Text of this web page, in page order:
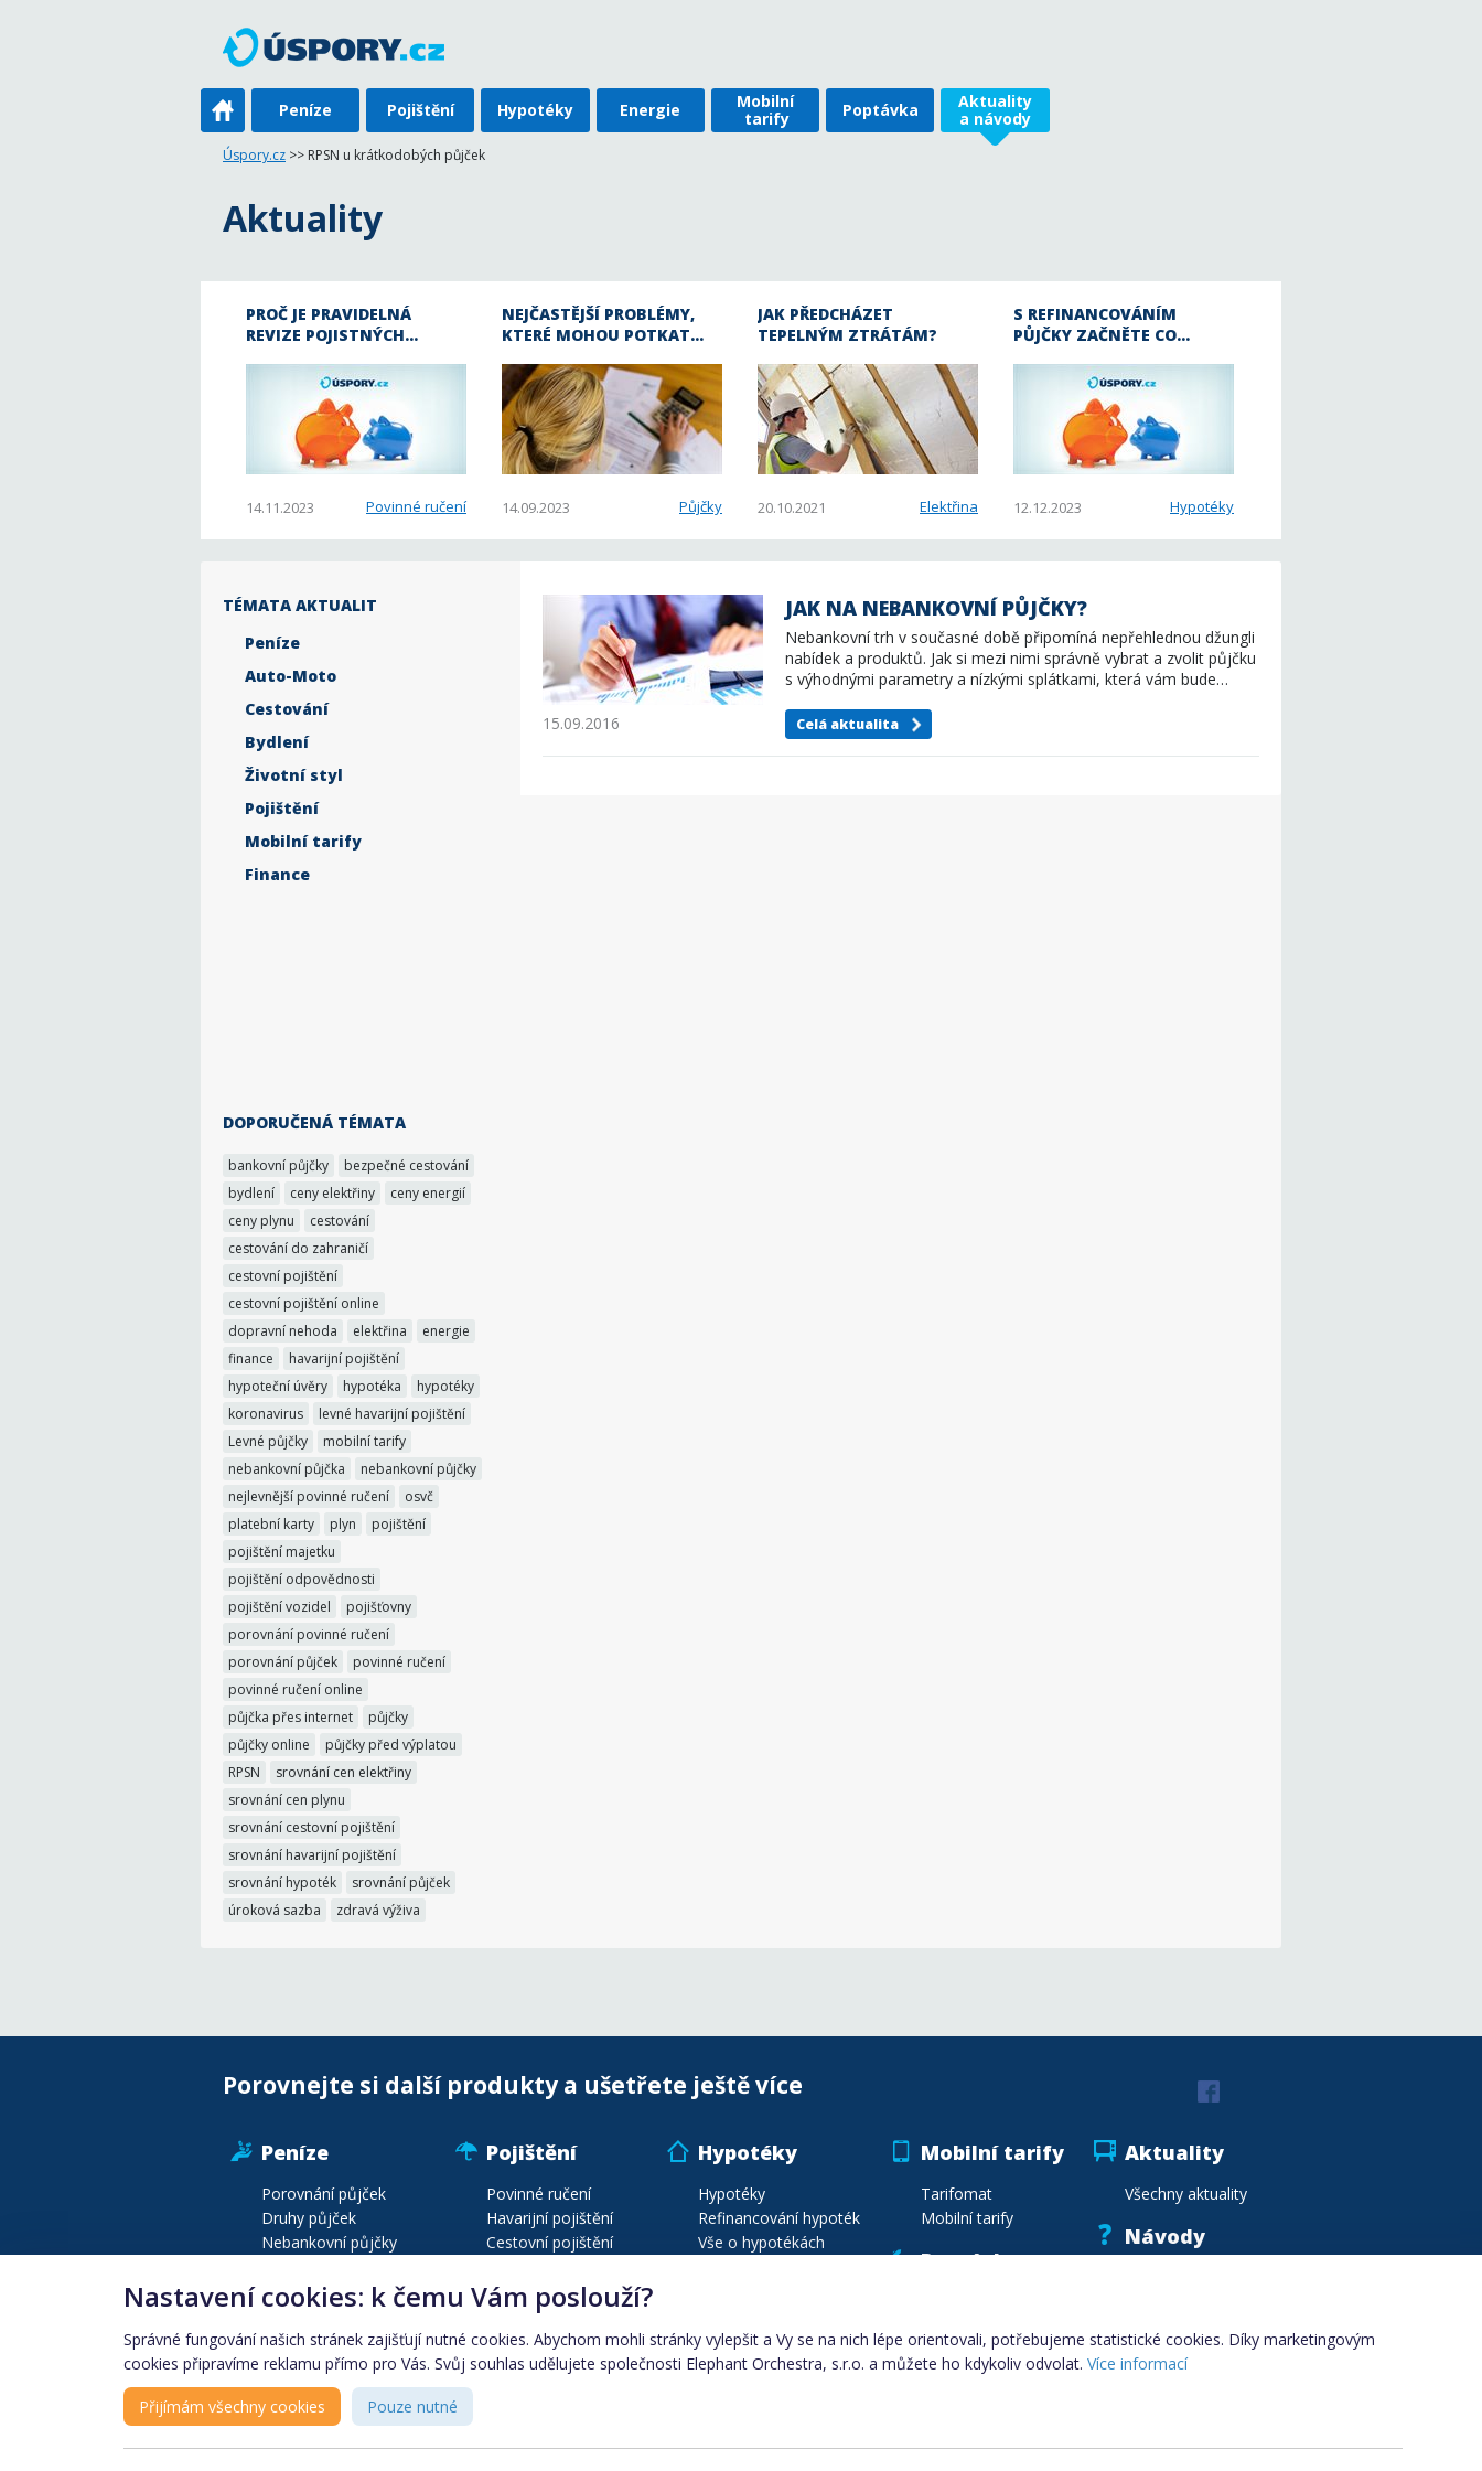
Peníze Pojištění Hypotéky Energie
Mobilní
tarify
Poptávka
Aktuality
a návody
Úspory.cz >> RPSN u krátkodobých půjček
Aktuality
PROČ JE PRAVIDELNÁ
REVIZE POJISTNÝCH…
14.11.2023 Povinné ručení
NEJČASTĚJŠÍ PROBLÉMY,
KTERÉ MOHOU POTKAT…
14.09.2023 Půjčky
JAK PŘEDCHÁZET
TEPELNÝM ZTRÁTÁM?
20.10.2021 Elektřina
S REFINANCOVÁNÍM
PŮJČKY ZAČNĚTE CO…
12.12.2023 Hypotéky
TÉMATA AKTUALIT
Peníze
Auto-Moto
Cestování
Bydlení
Životní styl
Pojištění
Mobilní tarify
Finance
DOPORUČENÁ TÉMATA
bankovní půjčky
bezpečné cestování
bydlení
ceny elektřiny
ceny energií
ceny plynu
cestování
cestování do zahraničí
cestovní pojištění
cestovní pojištění online
dopravní nehoda
elektřina
energie
finance
havarijní pojištění
hypoteční úvěry
hypotéka
hypotéky
koronavirus
levné havarijní pojištění
Levné půjčky
mobilní tarify
nebankovní půjčka
nebankovní půjčky
nejlevnější povinné ručení
osvč
platební karty
plyn
pojištění
pojištění majetku
pojištění odpovědnosti
pojištění vozidel
pojišťovny
porovnání povinné ručení
porovnání půjček
povinné ručení
povinné ručení online
půjčka přes internet
půjčky
půjčky online
půjčky před výplatou
RPSN
srovnání cen elektřiny
srovnání cen plynu
srovnání cestovní pojištění
srovnání havarijní pojištění
srovnání hypoték
srovnání půjček
úroková sazba
zdravá výživa
JAK NA NEBANKOVNÍ PŮJČKY?
15.09.2016
Nebankovní trh v současné době připomíná nepřehlednou džungli
nabídek a produktů. Jak si mezi nimi správně vybrat a zvolit půjčku
s výhodnými parametry a nízkými splátkami, která vám bude…
Celá aktualita
Porovnejte si další produkty a ušetřete ještě více
Peníze
Porovnání půjček
Druhy půjček
Nebankovní půjčky
Druhy bankovních účtů
Konsolidace půjček
Produkty podle lokality
Finanční instituce
Pojištění
Povinné ručení
Havarijní pojištění
Cestovní pojištění
Pojištění vozidel
Cestovní poj. na míru
Seznam pojišťoven
Automobily
Hypotéky
Hypotéky
Refinancování hypoték
Vše o hypotékách
Porovnání elektřiny
Dodavatelé energií
Mobilní tarify
Tarifomat
Mobilní tarify
Poptávka
Aktuality
Všechny aktuality
Návody
Nastavení cookies: k čemu Vám poslouží?
Správné fungování našich stránek zajišťují nutné cookies. Abychom mohli stránky vylepšit a Vy se na nich lépe orientovali, potřebujeme statistické cookies. Díky marketingovým
cookies připravíme reklamu přímo pro Vás. Svůj souhlas udělujete společnosti Elephant Orchestra, s.r.o. a můžete ho kdykoliv odvolat. Více informací
Přijímám všechny cookies Pouze nutné